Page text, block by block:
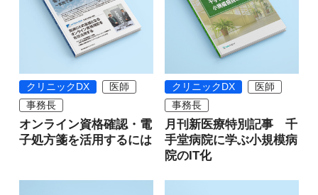
クリニックDX
医師
事務長
オンライン資格確認・電
子処方箋を活用するには
クリニックDX
医師
事務長
月刊新医療特別記事 千
手堂病院に学ぶ小規模病
院のIT化